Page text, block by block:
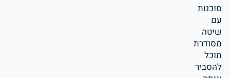
סוכנות
עם
שיטה
מסודרת
תוכל
להסביר